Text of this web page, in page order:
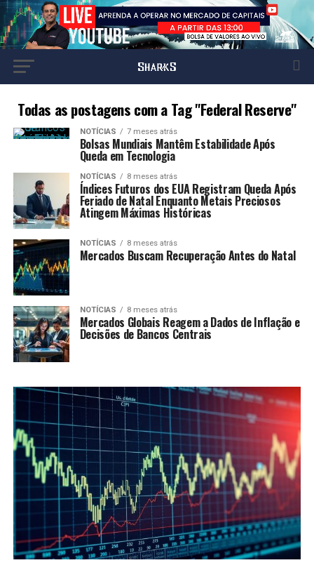
Todas as postagens com a Tag "Federal Reserve"
NOTÍCIAS 7 meses atrás
Bolsas Mundiais Mantêm Estabilidade Após
Queda em Tecnologia
NOTÍCIAS 8 meses atrás
Índices Futuros dos EUA Registram Queda Após
Feriado de Natal Enquanto Metais Preciosos
Atingem Máximas Históricas
NOTÍCIAS 8 meses atrás
Mercados Buscam Recuperação Antes do Natal
NOTÍCIAS 8 meses atrás
Mercados Globais Reagem a Dados de Inflação e
Decisões de Bancos Centrais